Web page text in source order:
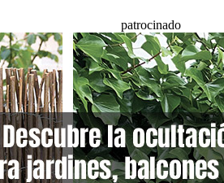
patrocinado